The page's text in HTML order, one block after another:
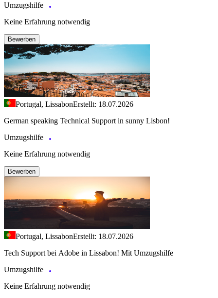
Umzugshilfe
Keine Erfahrung notwendig
Bewerben
Portugal, LissabonErstellt: 18.07.2026
German speaking Technical Support in sunny Lisbon!
Umzugshilfe
Keine Erfahrung notwendig
Bewerben
Portugal, LissabonErstellt: 18.07.2026
Tech Support bei Adobe in Lissabon! Mit Umzugshilfe
Umzugshilfe
Keine Erfahrung notwendig